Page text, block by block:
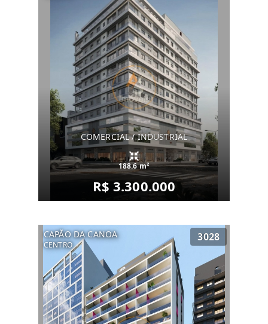
COMERCIAL / INDUSTRIAL
188.6 m²
R$ 3.300.000
CAPÃO DA CANOA
CENTRO
3028